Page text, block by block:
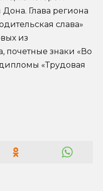
Глава региона
слава»
из
почетные знаки «Во
«Трудовая